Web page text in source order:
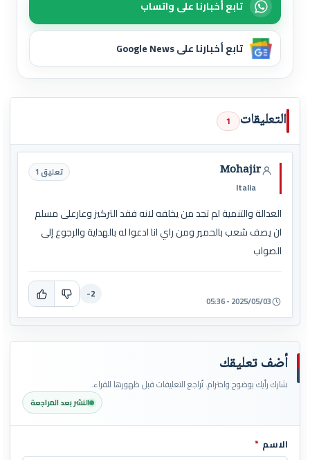
تابع أخبارنا على واتساب
تابع أخبارنا على Google News
التعليقات 1
Mohajir
Italia
تعليق 1
العدالة والتنمية لم تجد من يخلفه لانه فقد التركيز وعارعلى مسلم
ان يصف شعب بالحمير ومن راي انا ادعوا له بالهداية والرجوع إلى
الصواب
2025/05/03 - 05:36
-2
أضف تعليقك
شارك رأيك بوضوح واحترام. تُراجع التعليقات قبل ظهورها للقراء.
النشر بعد المراجعة
اترك هذا الحقل فارغاً
الاسم *